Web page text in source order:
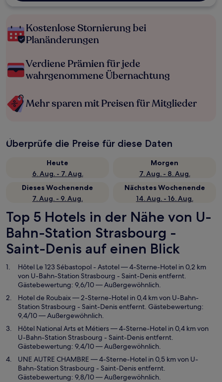
Kostenlose Stornierung bei
Planänderungen
Verdiene Prämien für jede
wahrgenommene Übernachtung
Mehr sparen mit Preisen für Mitglieder
Überprüfe die Preise für diese Daten
Heute
6. Aug. - 7. Aug.
Morgen
7. Aug. - 8. Aug.
Dieses Wochenende
7. Aug. - 9. Aug.
Nächstes Wochenende
14. Aug. - 16. Aug.
Top 5 Hotels in der Nähe von U-
Bahn-Station Strasbourg -
Saint-Denis auf einen Blick
Hôtel Le 123 Sébastopol - Astotel— 4-Sterne-Hotel in 0,2 km
von U-Bahn-Station Strasbourg - Saint-Denis entfernt.
Gästebewertung: 9,6/10 — Außergewöhnlich.
Hotel de Roubaix— 2-Sterne-Hotel in 0,4 km von U-Bahn-
Station Strasbourg - Saint-Denis entfernt. Gästebewertung:
9,4/10 — Außergewöhnlich.
Hôtel National Arts et Métiers— 4-Sterne-Hotel in 0,4 km von
U-Bahn-Station Strasbourg - Saint-Denis entfernt.
Gästebewertung: 9,4/10 — Außergewöhnlich.
UNE AUTRE CHAMBRE — 4-Sterne-Hotel in 0,5 km von U-
Bahn-Station Strasbourg - Saint-Denis entfernt.
Gästebewertung: 9,8/10 — Außergewöhnlich.